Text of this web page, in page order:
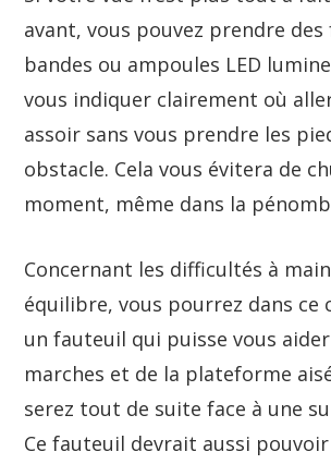
avant, vous pouvez prendre des
bandes ou ampoules LED
vous indiquer clairement où
assoir sans vous prendre les
obstacle. Cela vous évitera de
moment, même dans la
Concernant les difficultés à
équilibre, vous pourrez dans ce
un fauteuil qui puisse vous
marches et de la plateforme
serez tout de suite face à une
Ce fauteuil devrait aussi